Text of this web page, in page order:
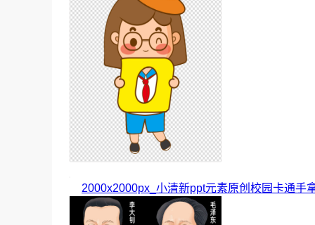
2000x2000px_小清新ppt元素原创校园卡通手